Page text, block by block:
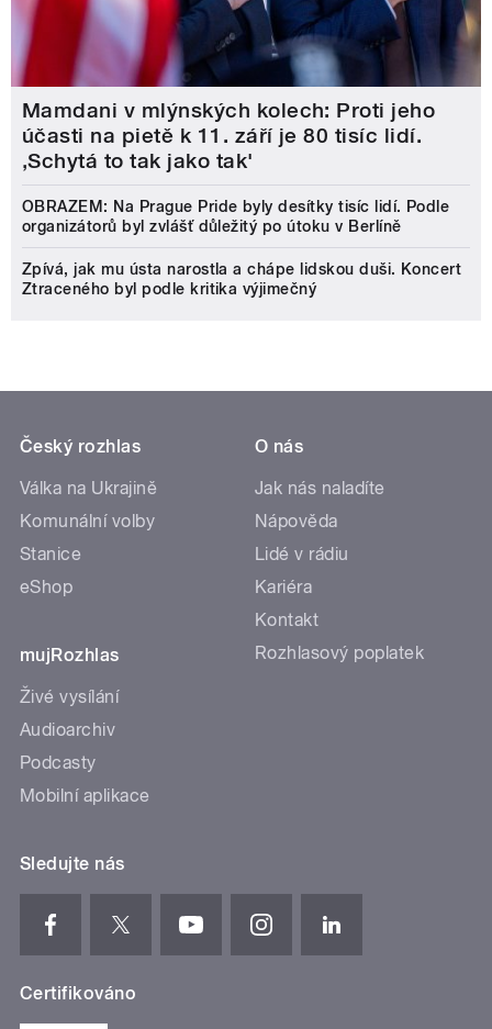
Mamdani v mlýnských kolech: Proti jeho
účasti na pietě k 11. září je 80 tisíc lidí.
‚Schytá to tak jako tak'
OBRAZEM: Na Prague Pride byly desítky tisíc lidí. Podle
organizátorů byl zvlášť důležitý po útoku v Berlíně
Zpívá, jak mu ústa narostla a chápe lidskou duši. Koncert
Ztraceného byl podle kritika výjimečný
Český rozhlas
Válka na Ukrajině
Komunální volby
Stanice
eShop
mujRozhlas
Živé vysílání
Audioarchiv
Podcasty
Mobilní aplikace
O nás
Jak nás naladíte
Nápověda
Lidé v rádiu
Kariéra
Kontakt
Rozhlasový poplatek
Sledujte nás
Certifikováno